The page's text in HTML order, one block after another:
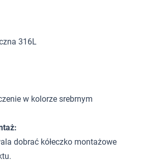
316L
w kolorze srebrnym
dobrać kółeczko montażowe